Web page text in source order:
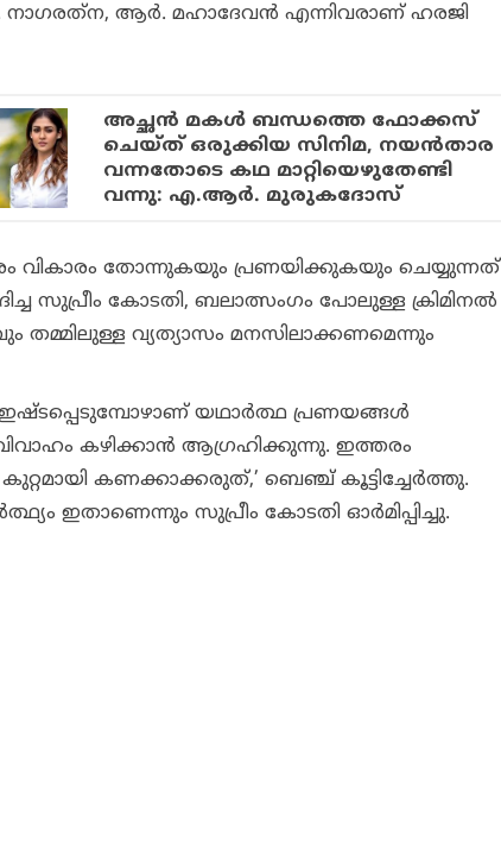
നാഗരത്‌ന, ആര്‍. മഹാദേവന്‍ എന്നിവരാണ് ഹരജി
അച്ഛന്‍ മകള്‍ ബന്ധത്തെ ഫോക്കസ്
ചെയ്ത് ഒരുക്കിയ സിനിമ, നയന്‍താര
വന്നതോടെ കഥ മാറ്റിയെഴുതേണ്ടി
വന്നു: എ.ആര്‍. മുരുകദോസ്
വികാരം തോന്നുകയും പ്രണയിക്കുകയും ചെയ്യുന്നത്
സുപ്രീം കോടതി, ബലാത്സംഗം പോലുള്ള ക്രിമിനല്‍
തമ്മിലുള്ള വ്യത്യാസം മനസിലാക്കണമെന്നും
യഥാര്‍ത്ഥ പ്രണയങ്ങള്‍
കഴിക്കാന്‍ ആഗ്രഹിക്കുന്നു. ഇത്തരം
കണക്കാക്കരുത്,’ ബെഞ്ച് കൂട്ടിച്ചേര്‍ത്തു.
ഇതാണെന്നും സുപ്രീം കോടതി ഓര്‍മിപ്പിച്ചു.